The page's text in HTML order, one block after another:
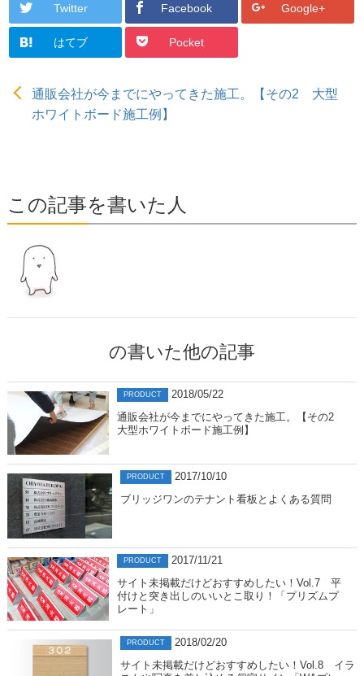
Twitter Facebook Google+
はてブ Pocket
通販会社が今までにやってきた施工。【その2 大型
ホワイトボード施工例】
この記事を書いた人
の書いた他の記事
PRODUCT
2018/05/22
通販会社が今までにやってきた施工。【その2
大型ホワイトボード施工例】
PRODUCT
2017/10/10
ブリッジワンのテナント看板とよくある質問
PRODUCT
2017/11/21
サイト未掲載だけどおすすめしたい！Vol.7 平
付けと突き出しのいいとこ取り！「プリズムプ
レート」
PRODUCT
2018/02/20
サイト未掲載だけどおすすめしたい！Vol.8 イラ